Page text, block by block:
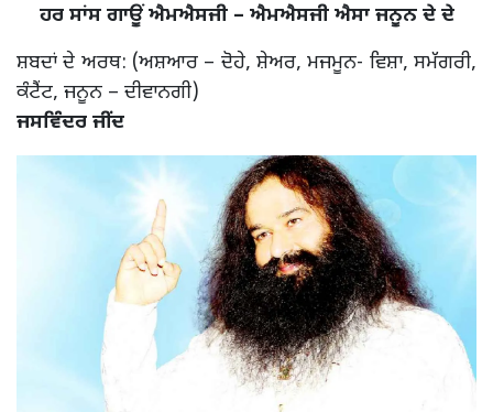
ਹਰ ਸਾਂਸ ਗਾਊਂ ਐਮਐਸਜੀ – ਐਮਐਸਜੀ ਐਸਾ ਜਨੂਨ ਦੇ ਦੇ
ਸ਼ਬਦਾਂ ਦੇ ਅਰਥ: (ਅਸ਼ਆਰ – ਦੋਹੇ, ਸ਼ੇਅਰ, ਮਜਮੂਨ- ਵਿਸ਼ਾ, ਸਮੱਗਰੀ,
ਕੰਟੈਂਟ, ਜਨੂਨ – ਦੀਵਾਨਗੀ)
ਜਸਵਿੰਦਰ ਜੀਂਦ